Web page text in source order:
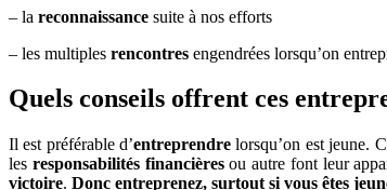
– la reconnaissance suite à nos efforts
– les multiples rencontres engendrées lorsqu’on
Quels conseils offrent ces
Il est préférable d’entreprendre lorsqu’on est jeune.
les responsabilités financièresou autre font leur
victoire. Donc entreprenez, surtout si vous êtes